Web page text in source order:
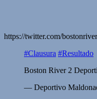
https://twitter.com/
#Clausura #Resultado
Boston River 2
— Deportivo